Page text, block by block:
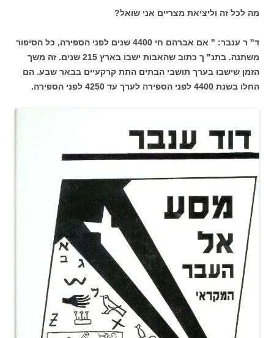
מה לכל זה וליציאת מצריים אני שואל?
ד" ר ענבר: " אם אברהם חי 4400 שנים לפני הספירה, כל הסיפור
משתנה. בתנ" ך כתוב שהאבות ישבו בארץ 215 שנים. זה משך
הזמן שישבו בערך תושבי הבתים התת קרקעיים בבאר שבע. הם
החלו בשנת 4400 לפני הספירה לערך עד 4250 לפני הספירה.